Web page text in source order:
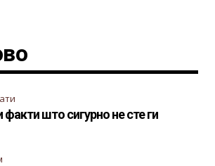
факти што сигурно не сте ги